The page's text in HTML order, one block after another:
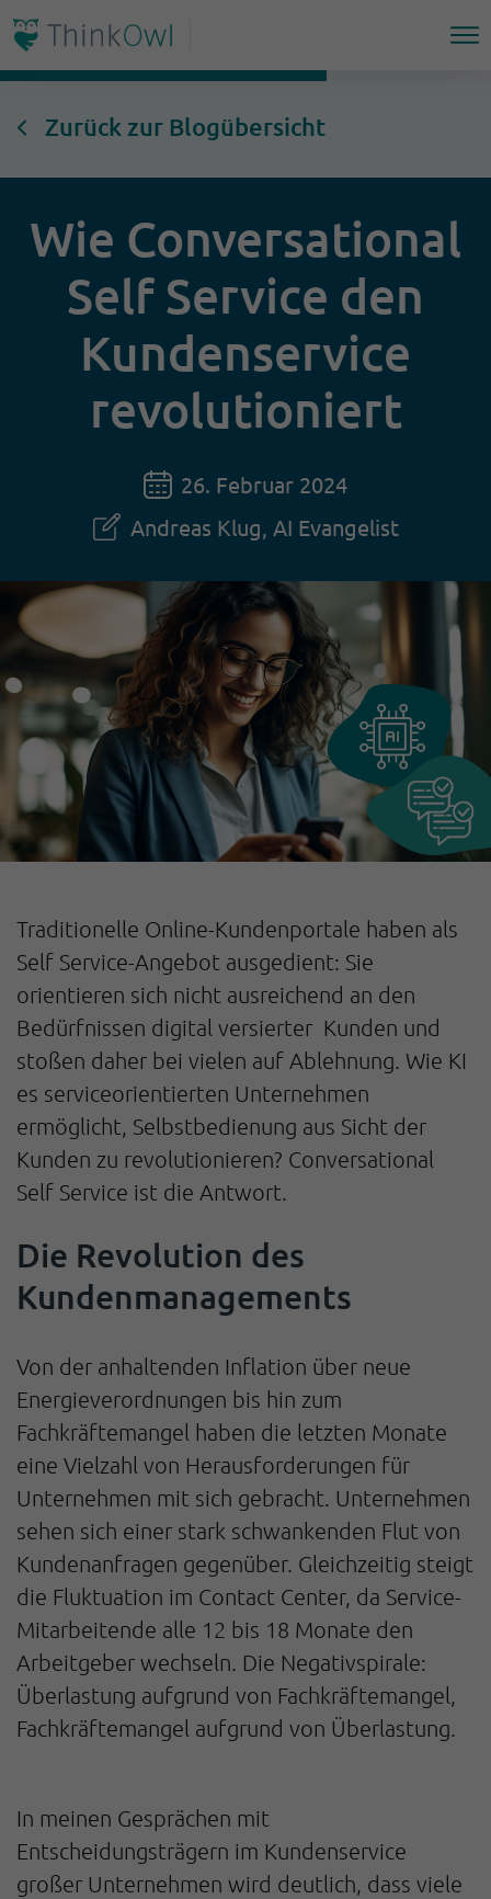
Zurück zur Blogübersicht
Wie Conversational
Self Service den
Kundenservice
revolutioniert
26. Februar 2024
Andreas Klug, AI Evangelist
Traditionelle Online-Kundenportale haben als
Self Service-Angebot ausgedient: Sie
orientieren sich nicht ausreichend an den
Bedürfnissen digital versierter Kunden und
stoßen daher bei vielen auf Ablehnung. Wie KI
es serviceorientierten Unternehmen
ermöglicht, Selbstbedienung aus Sicht der
Kunden zu revolutionieren? Conversational
Self Service ist die Antwort.
Die Revolution des
Kundenmanagements
Von der anhaltenden Inflation über neue
Energieverordnungen bis hin zum
Fachkräftemangel haben die letzten Monate
eine Vielzahl von Herausforderungen für
Unternehmen mit sich gebracht. Unternehmen
sehen sich einer stark schwankenden Flut von
Kundenanfragen gegenüber. Gleichzeitig steigt
die Fluktuation im Contact Center, da Service-
Mitarbeitende alle 12 bis 18 Monate den
Arbeitgeber wechseln. Die Negativspirale:
Überlastung aufgrund von Fachkräftemangel,
Fachkräftemangel aufgrund von Überlastung.
In meinen Gesprächen mit
Entscheidungsträgern im Kundenservice
großer Unternehmen wird deutlich, dass viele